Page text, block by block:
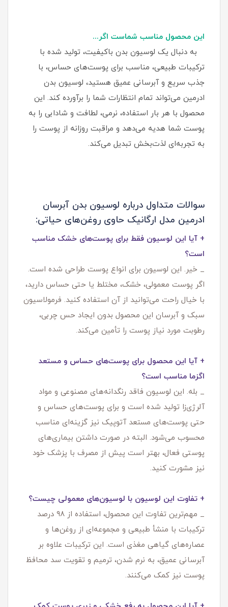
این محصول مناسب شماست اگر...
به دنبال یک لوسیون بدن باکیفیت، تولید شده با
ترکیبات طبیعی، مناسب برای پوست‌های حساس، با
جذب سریع و آبرسانی عمیق هستید، لوسیون بدن
ادرمین می‌تواند تمام انتظارات شما را برآورده کند. این
محصول با هر بار استفاده، نرمی، لطافت و شادابی را به
پوست شما هدیه می‌دهد و مراقبت روزانه از پوست را
به تجربه‌ای لذت‌بخش تبدیل می‌کند.
سوالات متداول درباره لوسیون بدن آبرسان
ادرمین مدل ارگانیک حاوی روغن‌های حیاتی:
+ آیا این لوسیون فقط برای پوست‌های خشک مناسب
است؟
_ خیر. این لوسیون برای انواع پوست طراحی شده است.
اگر پوست معمولی، خشک، مختلط یا حتی حساس دارید،
با خیال راحت می‌توانید از آن استفاده کنید. فرمولاسیون
سبک و آبرسان این محصول بدون ایجاد حس چربی،
رطوبت مورد نیاز پوست را تأمین می‌کند.
+ آیا این محصول برای پوست‌های حساس و مستعد
اگزما مناسب است؟
_ بله. این لوسیون فاقد رنگدانه‌های مصنوعی و مواد
آلرژی‌زا تولید شده است و برای پوست‌های حساس و
حتی پوست‌های مستعد آتوپیک نیز گزینه‌ای مناسب
محسوب می‌شود. البته در صورت داشتن بیماری‌های
پوستی فعال، بهتر است پیش از مصرف با پزشک خود
نیز مشورت کنید.
+ تفاوت این لوسیون با لوسیون‌های معمولی چیست؟
_ مهم‌ترین تفاوت این محصول، استفاده از ۹۸ درصد
ترکیبات با منشأ طبیعی و مجموعه‌ای از روغن‌ها و
عصاره‌های گیاهی مغذی است. این ترکیبات علاوه بر
آبرسانی عمیق، به نرم شدن، ترمیم و تقویت سد محافظ
پوست نیز کمک می‌کنند.